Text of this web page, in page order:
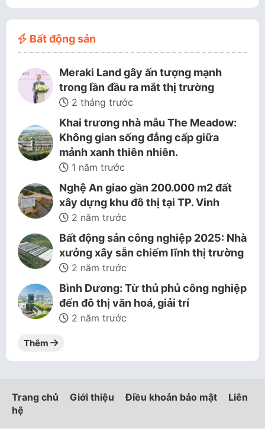
Bất động sản
Meraki Land gây ấn tượng mạnh
trong lần đầu ra mắt thị trường
2 tháng trước
Khai trương nhà mẫu The Meadow:
Không gian sống đẳng cấp giữa
mảnh xanh thiên nhiên.
1 năm trước
Nghệ An giao gần 200.000 m2 đất
xây dựng khu đô thị tại TP. Vinh
2 năm trước
Bất động sản công nghiệp 2025: Nhà
xưởng xây sẵn chiếm lĩnh thị trường
2 năm trước
Bình Dương: Từ thủ phủ công nghiệp
đến đô thị văn hoá, giải trí
2 năm trước
Thêm
Trang chủ Giới thiệu Điều khoản bảo mật
Liên
hệ